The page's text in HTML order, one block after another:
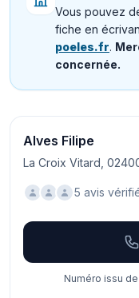
Vous pouvez
fiche en
poeles.fr.
concernée.
Alves Filipe
La Croix Vitard,
5 avis
Numéro issu